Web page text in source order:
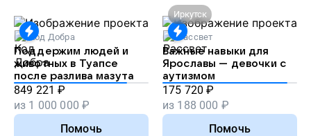
Код Добра
Поддержим людей и
животных в Туапсе
после разлива мазута
849 221 ₽
из 1 000 000 ₽
Помочь
Иркутск
Рассвет
Важные навыки для
Ярославы — девочки с
аутизмом
175 720 ₽
из 188 000 ₽
Помочь